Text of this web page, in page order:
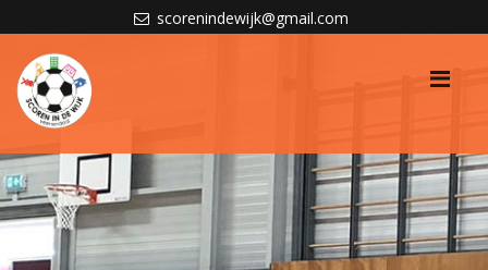
scorenindewijk@gmail.com